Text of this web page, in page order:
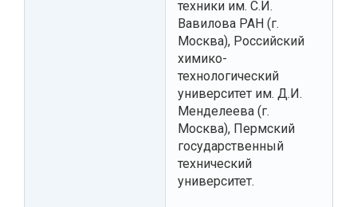
техники им. С.И.
Вавилова РАН (г.
Москва), Российский
химико-
технологический
университет им. Д.И.
Менделеева (г.
Москва), Пермский
государственный
технический
университет.